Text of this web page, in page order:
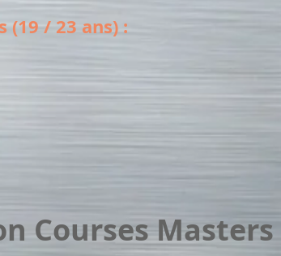
(19 / 23 ans) :
Courses Masters